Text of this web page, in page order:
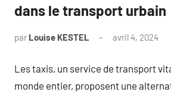
dans le transport urbain
par Louise KESTEL avril 4, 2024
Les taxis, un service de transport
monde entier, proposent une